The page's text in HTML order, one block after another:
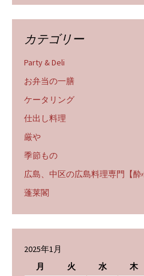
カテゴリー
Party & Deli
お弁当の一膳
ケータリング
仕出し料理
厳や
季節もの
広島、中区の広島料理専門【
蓬莱閣
2025年1月
月
火 水 木